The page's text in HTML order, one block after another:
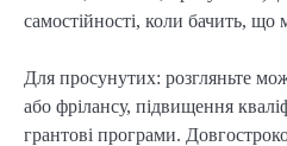
самостійності, коли бачить, що
Для просунутих: розгляньте
або фрілансу, підвищення
грантові програми.